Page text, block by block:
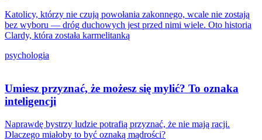
Katolicy, którzy nie czują powołania zakonnego, wcale nie zostają
bez wyboru — dróg duchowych jest przed nimi wiele. Oto historia
Clardy, która została karmelitanką
psychologia
Umiesz przyznać, że możesz się mylić? To oznaka
inteligencji
Naprawdę bystrzy ludzie potrafią przyznać, że nie mają racji.
Dlaczego miałoby to być oznaką mądrości?